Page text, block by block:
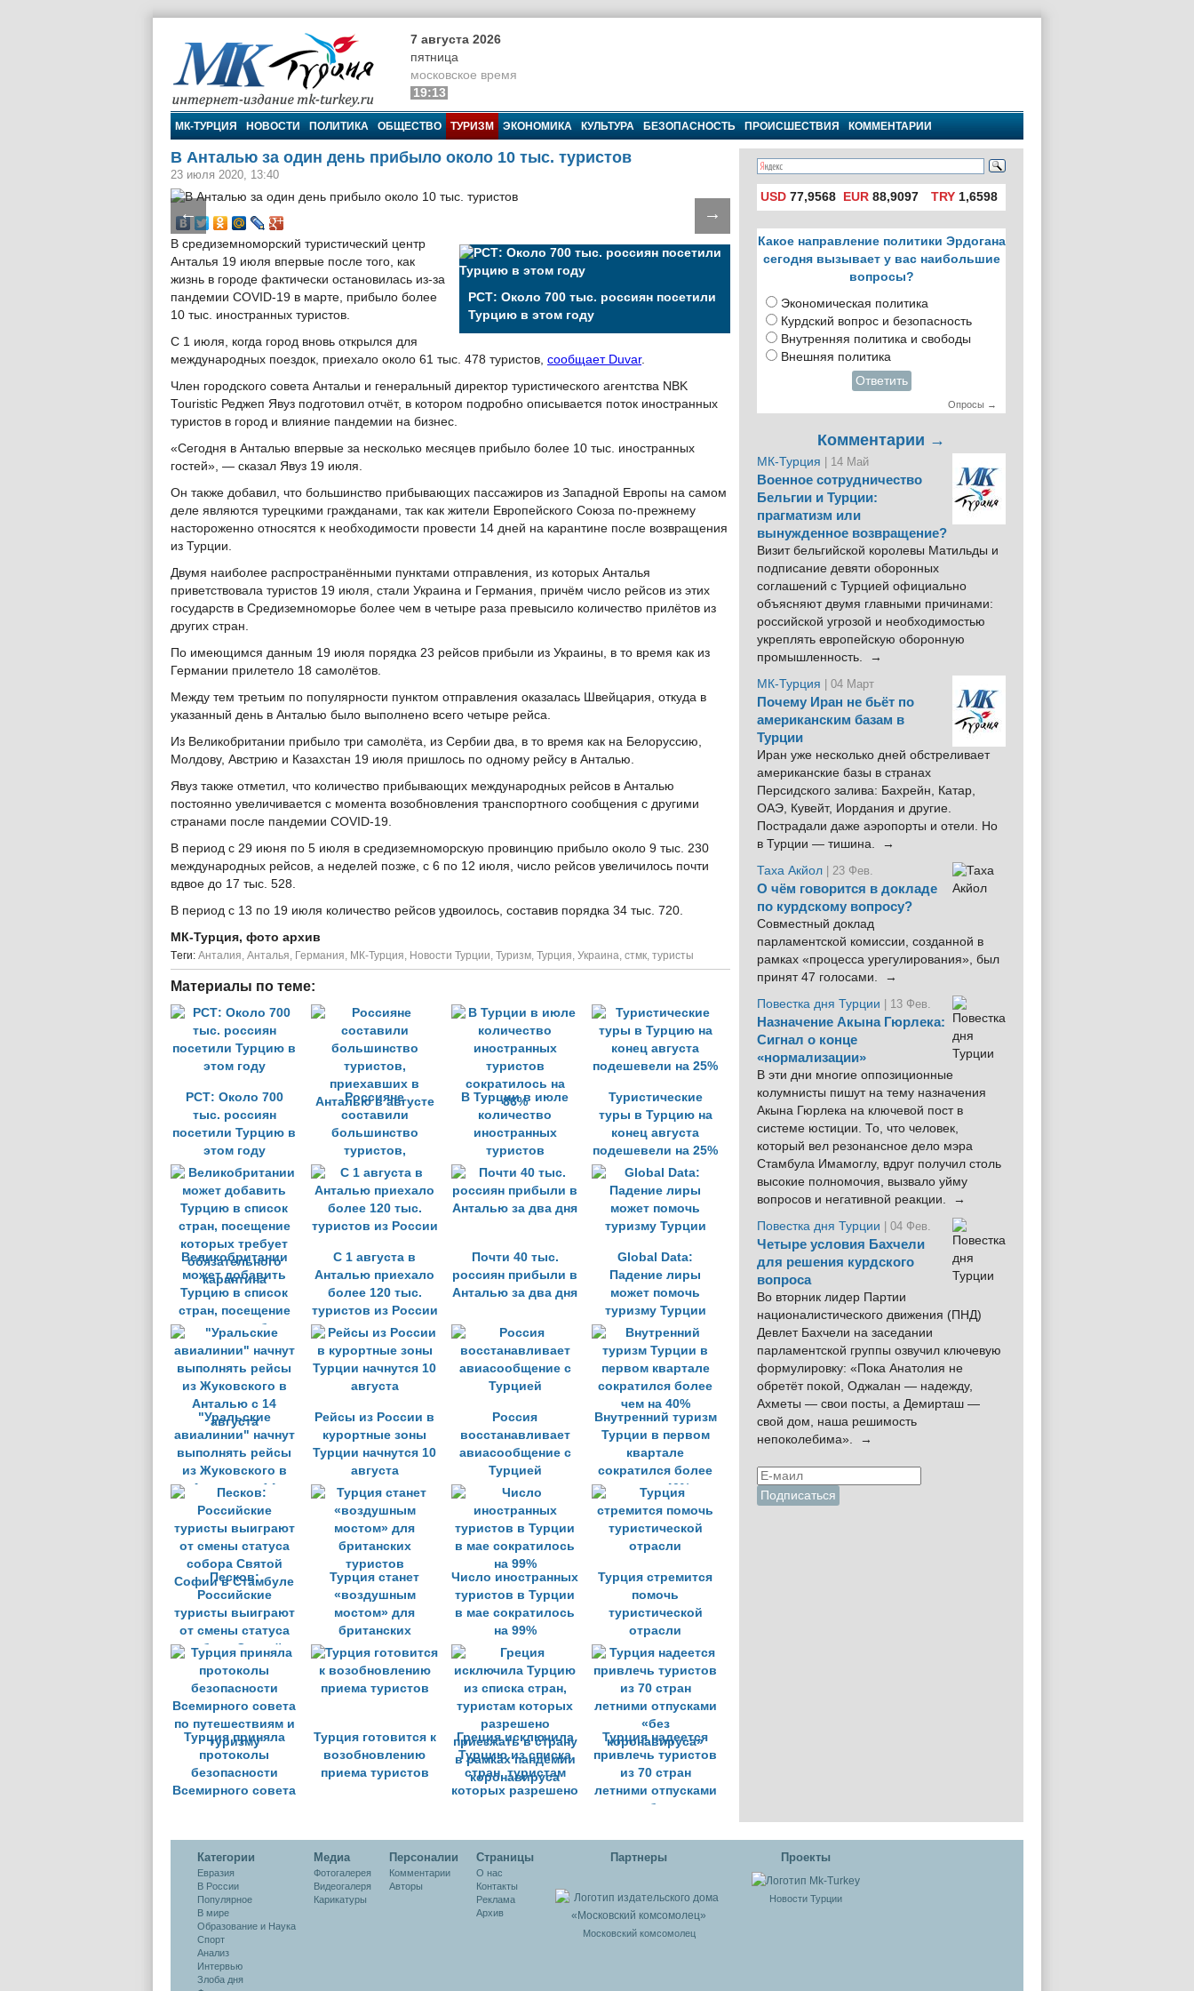
МК-Турция
7 августа 2026
пятница
московское время
19:13
МК-ТУРЦИЯ НОВОСТИ ПОЛИТИКА ОБЩЕСТВО ТУРИЗМ ЭКОНОМИКА КУЛЬТУРА БЕЗОПАСНОСТЬ ПРОИСШЕСТВИЯ КОММЕНТАРИИ
В Анталью за один день прибыло около 10 тыс. туристов
23 июля 2020, 13:40
← →
РСТ: Около 700 тыс. россиян посетили
Турцию в этом году
В средиземноморский туристический центр
Анталья 19 июля впервые после того, как
жизнь в городе фактически остановилась из-за
пандемии COVID-19 в марте, прибыло более
10 тыс. иностранных туристов.
С 1 июля, когда город вновь открылся для
международных поездок, приехало около 61 тыс. 478 туристов, сообщает Duvar.
Член городского совета Антальи и генеральный директор туристического агентства NBK
Touristic Реджеп Явуз подготовил отчёт, в котором подробно описывается поток иностранных
туристов в город и влияние пандемии на бизнес.
«Сегодня в Анталью впервые за несколько месяцев прибыло более 10 тыс. иностранных
гостей», — сказал Явуз 19 июля.
Он также добавил, что большинство прибывающих пассажиров из Западной Европы на самом
деле являются турецкими гражданами, так как жители Европейского Союза по-прежнему
настороженно относятся к необходимости провести 14 дней на карантине после возвращения
из Турции.
Двумя наиболее распространёнными пунктами отправления, из которых Анталья
приветствовала туристов 19 июля, стали Украина и Германия, причём число рейсов из этих
государств в Средиземноморье более чем в четыре раза превысило количество прилётов из
других стран.
По имеющимся данным 19 июля порядка 23 рейсов прибыли из Украины, в то время как из
Германии прилетело 18 самолётов.
Между тем третьим по популярности пунктом отправления оказалась Швейцария, откуда в
указанный день в Анталью было выполнено всего четыре рейса.
Из Великобритании прибыло три самолёта, из Сербии два, в то время как на Белоруссию,
Молдову, Австрию и Казахстан 19 июля пришлось по одному рейсу в Анталью.
Явуз также отметил, что количество прибывающих международных рейсов в Анталью
постоянно увеличивается с момента возобновления транспортного сообщения с другими
странами после пандемии COVID-19.
В период с 29 июня по 5 июля в средиземноморскую провинцию прибыло около 9 тыс. 230
международных рейсов, а неделей позже, с 6 по 12 июля, число рейсов увеличилось почти
вдвое до 17 тыс. 528.
В период с 13 по 19 июля количество рейсов удвоилось, составив порядка 34 тыс. 720.
МК-Турция, фото архив
Tеги: Анталия, Анталья, Германия, МК-Турция, Новости Турции, Туризм, Турция, Украина, стмк, туристы
Материалы по теме:
РСТ: Около 700
тыс. россиян
посетили Турцию в
этом году
Россияне
составили
большинство
туристов,
приехавших в
Анталью в августе
В Турции в июле
количество
иностранных
туристов
сократилось на
86%
Туристические
туры в Турцию на
конец августа
подешевели на 25%
Великобритании
может добавить
Турцию в список
стран, посещение
которых требует
обязательного
карантина
С 1 августа в
Анталью приехало
более 120 тыс.
туристов из России
Почти 40 тыс.
россиян прибыли в
Анталью за два дня
Global Data:
Падение лиры
может помочь
туризму Турции
"Уральские
авиалинии" начнут
выполнять рейсы
из Жуковского в
Анталью с 14
августа
Рейсы из России в
курортные зоны
Турции начнутся 10
августа
Россия
восстанавливает
авиасообщение с
Турцией
Внутренний туризм
Турции в первом
квартале
сократился более
чем на 40%
Песков:
Российские
туристы выиграют
от смены статуса
собора Святой
Софии в Стамбуле
Турция станет
«воздушным
мостом» для
британских
туристов
Число иностранных
туристов в Турции
в мае сократилось
на 99%
Турция стремится
помочь
туристической
отрасли
Турция приняла
протоколы
безопасности
Всемирного совета
Турция готовится к
возобновлению
приема туристов
Греция исключила
Турцию из списка
стран, туристам
которых разрешено
коронавируса
Турция надеется
привлечь туристов
из 70 стран
летними отпусками
«без
USD 77,9568 EUR 88,9097 TRY1,6598
Какое направление политики Эрдогана
сегодня вызывает у вас наибольшие
вопросы?
Экономическая политика
Курдский вопрос и безопасность
Внутренняя политика и свободы
Внешняя политика
Ответить
Опросы →
Комментарии →
МК-Турция | 14 Май
Военное сотрудничество
Бельгии и Турции:
прагматизм или
вынужденное возвращение?
Визит бельгийской королевы Матильды и
подписание девяти оборонных
соглашений с Турцией официально
объясняют двумя главными причинами:
российской угрозой и необходимостью
укреплять европейскую оборонную
промышленность. →
МК-Турция
| 04 Март
Почему Иран не бьёт по
американским базам в
Турции
Иран уже несколько дней обстреливает
американские базы в странах
Персидского залива: Бахрейн, Катар,
ОАЭ, Кувейт, Иордания и другие.
Пострадали даже аэропорты и отели. Но
в Турции — тишина. →
Таха Акйол | 23 Фев.
О чём говорится в докладе
по курдскому вопросу?
Совместный доклад
парламентской комиссии, созданной в
рамках «процесса урегулирования», был
принят 47 голосами. →
Повестка дня Турции
| 13 Фев.
Назначение Акына Гюрлека:
Сигнал о конце
«нормализации»
В эти дни многие оппозиционные
колумнисты пишут на тему назначения
Акына Гюрлека на ключевой пост в
системе юстиции. То, что человек,
который вел резонансное дело мэра
Стамбула Имамоглу, вдруг получил столь
высокие полномочия, вызвало уйму
вопросов и негативной реакции. →
Повестка дня Турции
| 04 Фев.
Четыре условия Бахчели
для решения курдского
вопроса
Во вторник лидер Партии
националистического движения (ПНД)
Девлет Бахчели на заседании
парламентской группы озвучил ключевую
формулировку: «Пока Анатолия не
обретёт покой, Оджалан — надежду,
Ахметы — свои посты, а Демирташ —
свой дом, наша решимость
непоколебима». →
Категории
Евразия
В России
Популярное
В мире
Образование и Наука
Спорт
Анализ
Интервью
Злоба дня
Медиа
Фотогалерея
Видеогалеря
Карикатуры
Персоналии
Комментарии
Авторы
Cтраницы
О нас
Контакты
Реклама
Архив
Партнеры
Московский комсомолец
Проекты
Новости Турции